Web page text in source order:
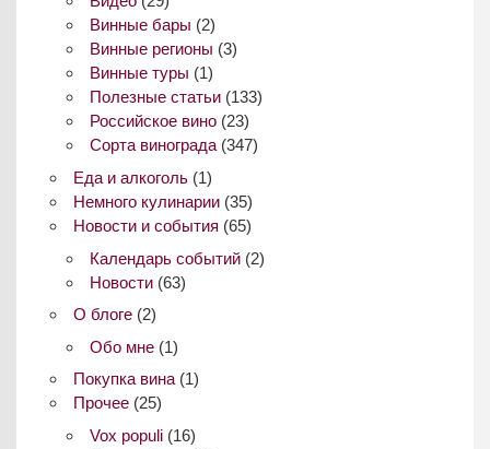
Винные бары (2)
Винные регионы (3)
Винные туры (1)
Полезные статьи(133)
Российское вино(23)
Сорта винограда(347)
Еда и алкоголь(1)
Немного кулинарии(35)
Новости и события (65)
Календарь событий(2)
Новости(63)
О блоге(2)
Обо мне(1)
Покупка вина(1)
Прочее(25)
Vox populi(16)